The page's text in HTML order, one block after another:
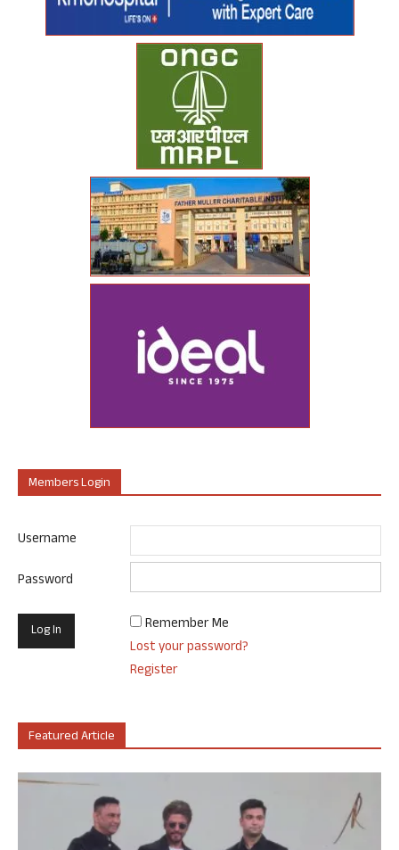
Members Login
Username
Password
Remember Me
Lost your password?
Register
Featured Article